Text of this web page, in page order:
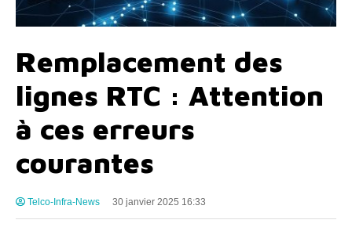
Remplacement des
lignes RTC : Attention
à ces erreurs
courantes
Telco-Infra-News 30 janvier 2025 16:33